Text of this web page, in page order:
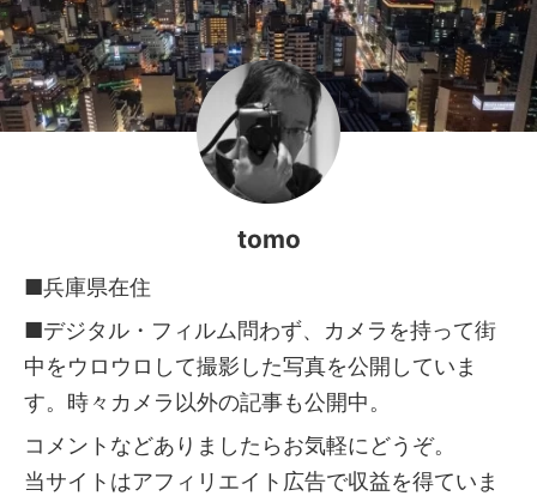
tomo
■兵庫県在住
■デジタル・フィルム問わず、カメラを持って街
中をウロウロして撮影した写真を公開していま
す。時々カメラ以外の記事も公開中。
コメントなどありましたらお気軽にどうぞ。
当サイトはアフィリエイト広告で収益を得ていま